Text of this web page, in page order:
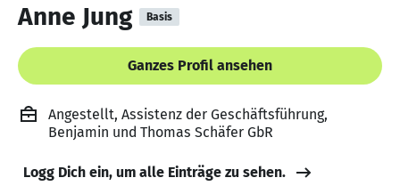
Anne Jung Basis
Ganzes Profil ansehen
Angestellt, Assistenz der Geschäftsführung,
Benjamin und Thomas Schäfer GbR
Logg Dich ein, um alle Einträge zu sehen.